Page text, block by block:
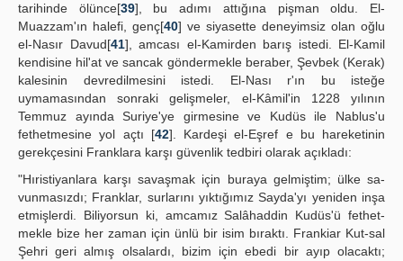
tarihinde ölünce[39], bu adımı attığına pişman oldu. El-
Muazzam'ın halefi, genç[40] ve siyasette deneyimsiz olan oğlu
el-Nasır Davud[41], amcası el-Kamirden barış istedi. El-Kamil
kendisine hil'at ve sancak göndermekle beraber, Şevbek (Kerak)
kalesinin devredilmesini istedi. El-Nası r'ın bu isteğe
uymamasından sonraki gelişmeler, el-Kâmil'in 1228 yılının
Temmuz ayında Suriye'ye girmesine ve Kudüs ile Nablus'u
fethetmesine yol açtı [42]. Kardeşi el-Eşref e bu hareketinin
gerekçesini Franklara karşı güvenlik tedbiri olarak açıkladı:
"Hıristiyanlara karşı savaşmak için buraya gelmiştim; ülke sa-
vunmasızdı; Franklar, surlarını yıktığımız Sayda'yı yeniden inşa
etmişlerdi. Biliyorsun ki, amcamız Salâhaddin Kudüs'ü fethet-
mekle bize her zaman için ünlü bir isim bıraktı. Frankiar Kut-sal
Şehri geri almış olsalardı, bizim için ebedi bir ayıp olacaktı;